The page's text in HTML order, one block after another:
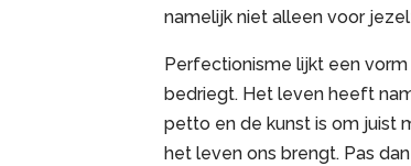
namelijk niet alleen voor
Perfectionisme lijkt een
bedriegt. Het leven heeft
petto en de kunst is om juist
het leven ons brengt. Pas